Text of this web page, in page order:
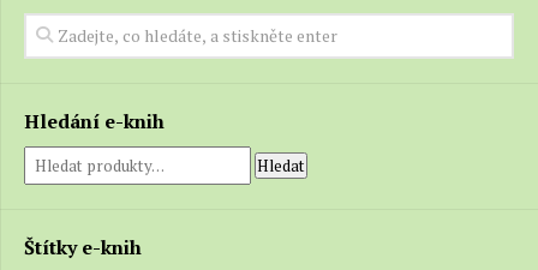
Hledání e-knih
Hledat
Štítky e-knih